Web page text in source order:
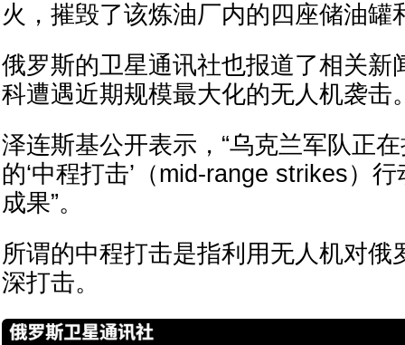
火，摧毁了该炼油厂内的四座储油罐
俄罗斯的卫星通讯社也报道了相关新
科遭遇近期规模最大化的无人机袭击
泽连斯基公开表示，“乌克兰军队正
的‘中程打击’（mid-range strikes）
成果”。
所谓的中程打击是指利用无人机对俄
深打击。